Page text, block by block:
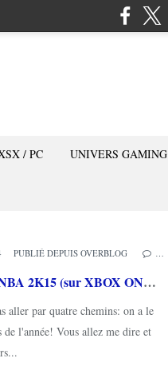
/ PC UNIVERS GAMING
PUBLIÉ DEPUIS OVERBLOG …
TEST de NBA 2K15 (sur XBOX ONE): The sports game of the year!
aller par quatre chemins: on a le
de l'année! Vous allez me dire et